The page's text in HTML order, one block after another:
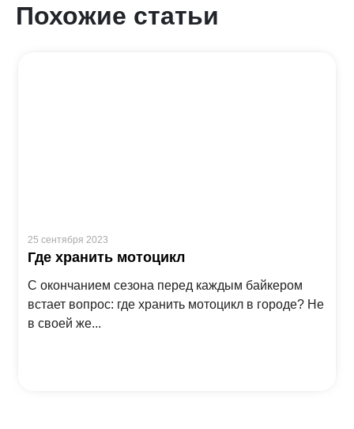
Похожие статьи
25 сентября 2023
Где хранить мотоцикл
С окончанием сезона перед каждым байкером
встает вопрос: где хранить мотоцикл в городе? Не
в своей же...